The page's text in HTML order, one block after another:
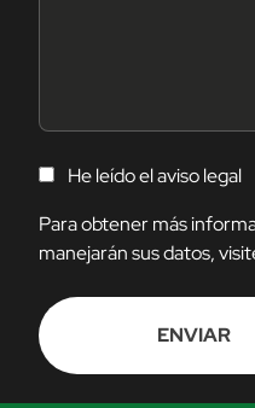
C
N
S
T
I
R
He leído elaviso legal
Para obtener más
manejarán sus datos,